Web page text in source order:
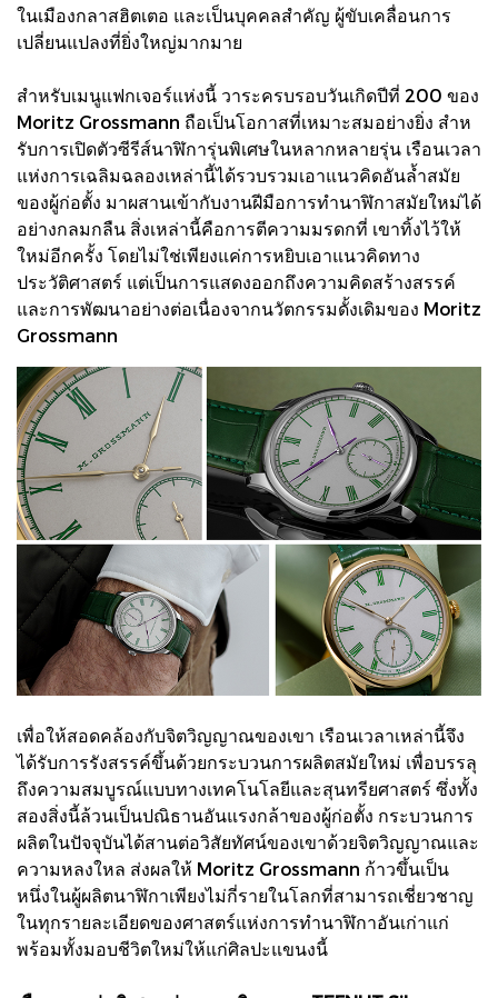
ในเมืองกลาสฮิตเตอ และเป็นบุคคลสําคัญ ผู้ขับเคลื่อนการ
เปลี่ยนแปลงที่ยิ่งใหญ่มากมาย
สําหรับเมนูแฟกเจอร์แห่งนี้ วาระครบรอบวันเกิดปีที่ 200 ของ
Moritz Grossmann ถือเป็นโอกาสที่เหมาะสมอย่างยิ่ง สําห
รับการเปิดตัวซีรีส์นาฬิการุ่นพิเศษในหลากหลายรุ่น เรือนเวลา
แห่งการเฉลิมฉลองเหล่านี้ได้รวบรวมเอาแนวคิดอันล้ำสมัย
ของผู้ก่อตั้ง มาผสานเข้ากับงานฝีมือการทํานาฬิกาสมัยใหม่ได้
อย่างกลมกลืน สิ่งเหล่านี้คือการตีความมรดกที่ เขาทิ้งไว้ให้
ใหม่อีกครั้ง โดยไม่ใช่เพียงแค่การหยิบเอาแนวคิดทาง
ประวัติศาสตร์ แต่เป็นการแสดงออกถึงความคิดสร้างสรรค์
และการพัฒนาอย่างต่อเนื่องจากนวัตกรรมดั้งเดิมของ Moritz
Grossmann
เพื่อให้สอดคล้องกับจิตวิญญาณของเขา เรือนเวลาเหล่านี้จึง
ได้รับการรังสรรค์ขึ้นด้วยกระบวนการผลิตสมัยใหม่ เพื่อบรรลุ
ถึงความสมบูรณ์แบบทางเทคโนโลยีและสุนทรียศาสตร์ ซึ่งทั้ง
สองสิ่งนี้ล้วนเป็นปณิธานอันแรงกล้าของผู้ก่อตั้ง กระบวนการ
ผลิตในปัจจุบันได้สานต่อวิสัยทัศน์ของเขาด้วยจิตวิญญาณและ
ความหลงใหล ส่งผลให้ Moritz Grossmann ก้าวขึ้นเป็น
หนึ่งในผู้ผลิตนาฬิกาเพียงไม่กี่รายในโลกที่สามารถเชี่ยวชาญ
ในทุกรายละเอียดของศาสตร์แห่งการทํานาฬิกาอันเก่าแก่
พร้อมทั้งมอบชีวิตใหม่ให้แก่ศิลปะแขนงนี้